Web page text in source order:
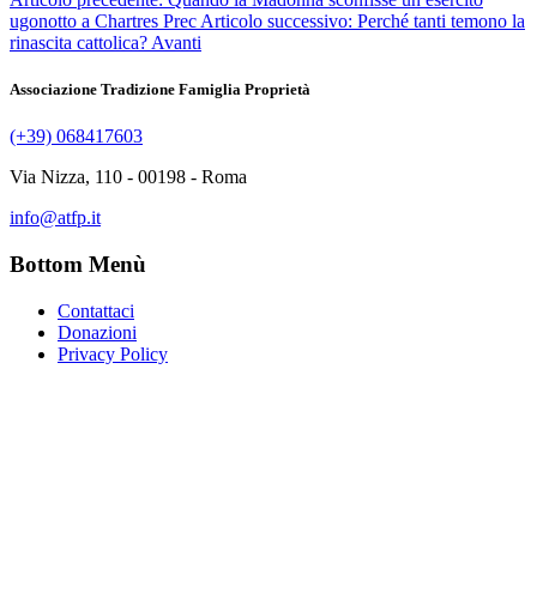
ugonotto a Chartres Prec Articolo successivo: Perché tanti temono la
rinascita cattolica? Avanti
Associazione Tradizione Famiglia Proprietà
(+39) 068417603
Via Nizza, 110 - 00198 - Roma
info@atfp.it
Bottom Menù
Contattaci
Donazioni
Privacy Policy